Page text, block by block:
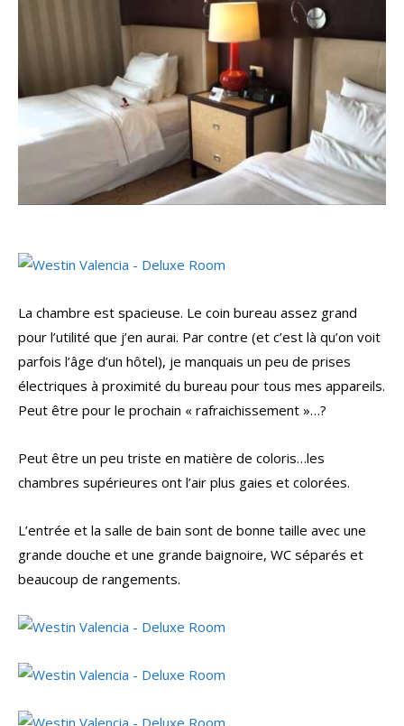
La chambre est spacieuse. Le coin bureau assez grand
pour l’utilité que j’en aurai. Par contre (et c’est là qu’on voit
parfois l’âge d’un hôtel), je manquais un peu de prises
électriques à proximité du bureau pour tous mes appareils.
Peut être pour le prochain « rafraichissement »…?
Peut être un peu triste en matière de coloris…les
chambres supérieures ont l’air plus gaies et colorées.
L’entrée et la salle de bain sont de bonne taille avec une
grande douche et une grande baignoire, WC séparés et
beaucoup de rangements.